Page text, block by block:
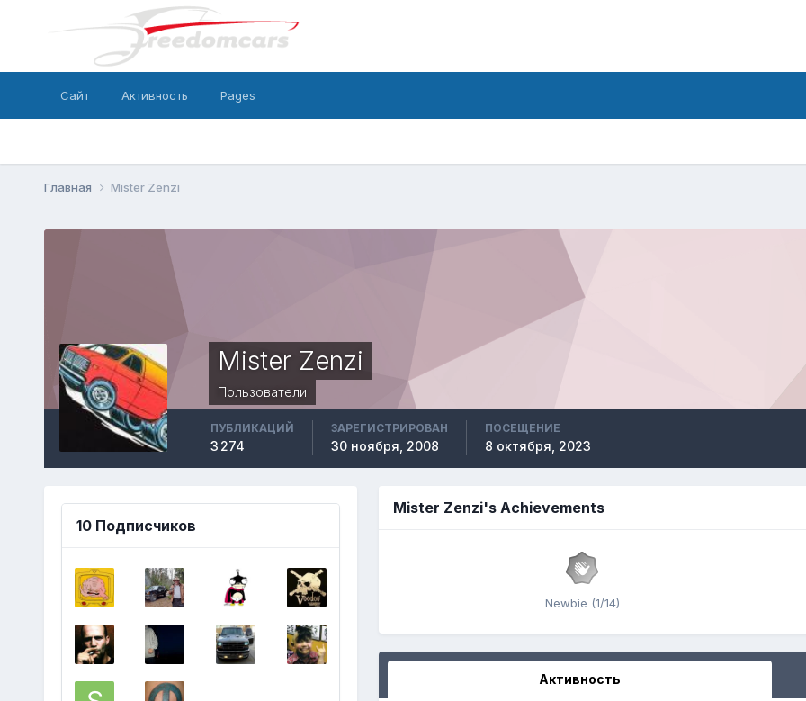
Сайт Активность Pages
Главная Mister Zenzi
Mister Zenzi
Пользователи
ПУБЛИКАЦИЙ
3 274
ЗАРЕГИСТРИРОВАН
30 ноября, 2008
ПОСЕЩЕНИЕ
8 октября, 2023
10 Подписчиков
Mister Zenzi's Achievements
Newbie (1/14)
Активность